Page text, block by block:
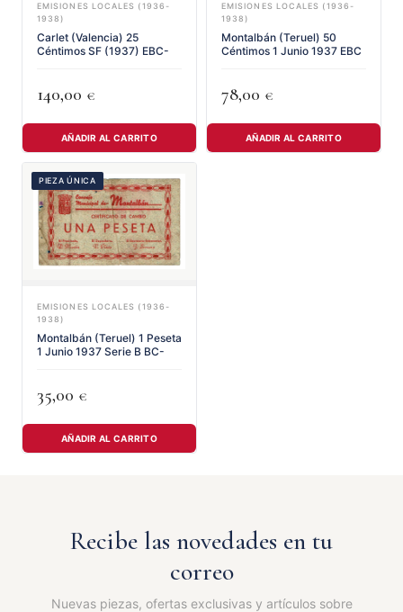
EMISIONES LOCALES (1936-
1938)
Carlet (Valencia) 25
Céntimos SF (1937) EBC-
140,00 €
AÑADIR AL CARRITO
EMISIONES LOCALES (1936-
1938)
Montalbán (Teruel) 50
Céntimos 1 Junio 1937 EBC
78,00 €
AÑADIR AL CARRITO
PIEZA ÚNICA
EMISIONES LOCALES (1936-
1938)
Montalbán (Teruel) 1 Peseta
1 Junio 1937 Serie B BC-
35,00 €
AÑADIR AL CARRITO
Recibe las novedades en tu
correo
Nuevas piezas, ofertas exclusivas y artículos sobre